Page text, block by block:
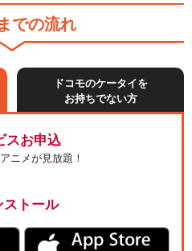
での流れ
ドコモのケータイを
お持ちでない方
スお申込
ニメが見放題！
ストール